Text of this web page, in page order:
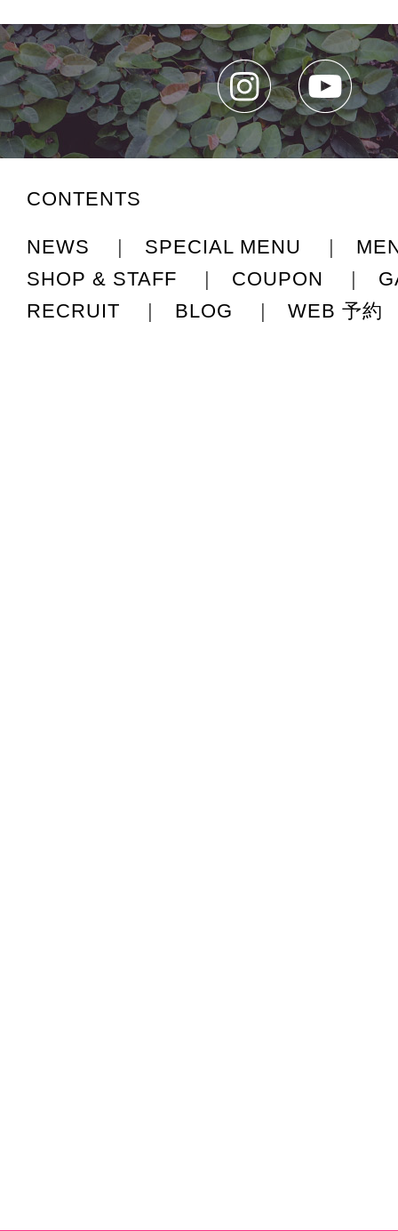
CONTENTS
NEWS | SPECIAL MENU |
SHOP & STAFF
| COUPON |
RECRUIT
| BLOG | WEB 予約